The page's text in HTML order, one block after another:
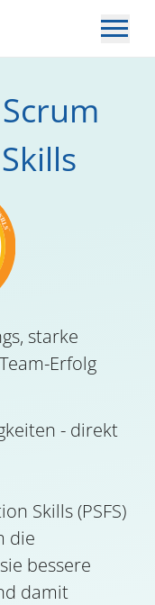
starke
Erfolg
- direkt
Skills (PSFS)
die
bessere
damit